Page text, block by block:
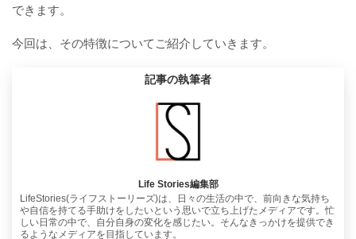
できます。
今回は、その特徴についてご紹介していきます。
記事の執筆者
Life Stories編集部
LifeStories(ライフストーリーズ)は、日々の生活の中で、前向きな気持ち
や自信を持てる手助けをしたいという思いで立ち上げたメディアです。忙
しい日常の中で、自分自身の変化を感じたい。そんなきっかけを提供でき
るようなメディアを目指しています。